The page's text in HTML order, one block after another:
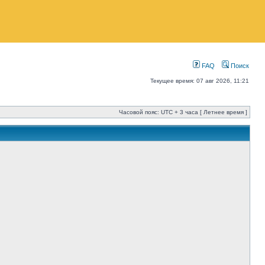
FAQ Поиск
Текущее время: 07 авг 2026, 11:21
Часовой пояс: UTC + 3 часа [ Летнее время ]